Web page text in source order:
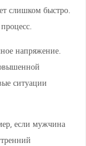
слишком быстро.
напряжение.
ситуации
если мужчина